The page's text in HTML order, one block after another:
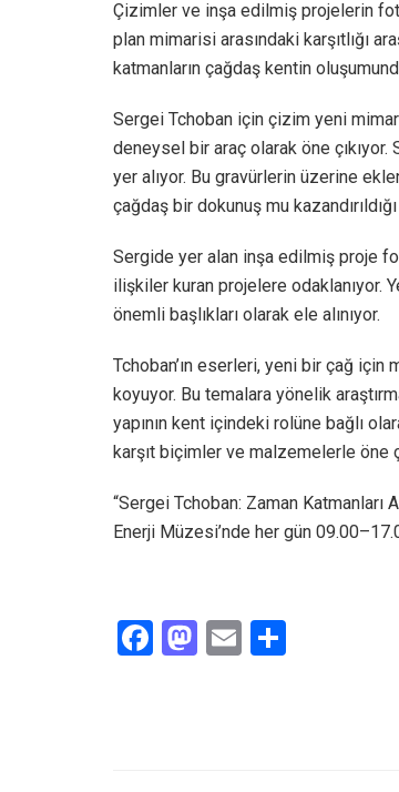
Çizimler ve inşa edilmiş projelerin
plan mimarisi arasındaki karşıtlığı
katmanların çağdaş kentin
Sergei Tchoban için çizim yeni
deneysel bir araç olarak öne
yer alıyor. Bu gravürlerin üzerine
çağdaş bir dokunuş mu
Sergide yer alan inşa edilmiş proje
ilişkiler kuran projelere odaklanıyor.
önemli başlıkları olarak ele alınıyor.
Tchoban’ın eserleri, yeni bir çağ
koyuyor. Bu temalara yönelik
yapının kent içindeki rolüne bağlı
karşıt biçimler ve malzemelerle öne
“Sergei Tchoban: Zaman
Enerji Müzesi’nde her gün
F
M E